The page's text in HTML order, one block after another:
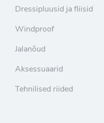
Dressipluusid ja fliisid
Windproof
Jalanõud
Aksessuaarid
Tehnilised riided